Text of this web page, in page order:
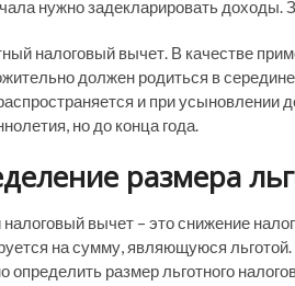
нужно задекларировать доходы.
налоговый вычет. В качестве
должен родиться в
и при усыновлении
но до конца года.
размера
вычет – это снижение
на сумму, являющуюся
определить размер льготного